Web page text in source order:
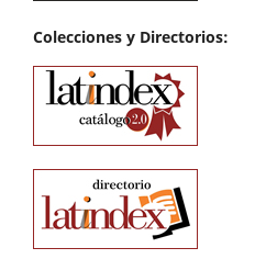
Colecciones y Directorios: